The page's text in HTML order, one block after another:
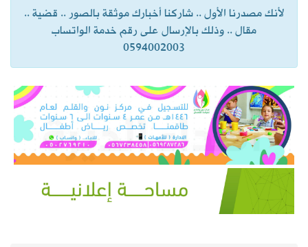
لأنك مصدرنا الأول .. شاركنا أخبارك موثقة بالصور .. قضية ..
مقال .. وذلك بالإرسال على رقم خدمة الواتساب
0594002003